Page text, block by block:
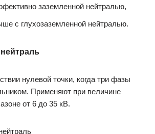
заземленной нейтралью,
с глухозаземленной нейтралью.
нулевой точки, когда три фазы
Применяют при величине
от 6 до 35 кВ.